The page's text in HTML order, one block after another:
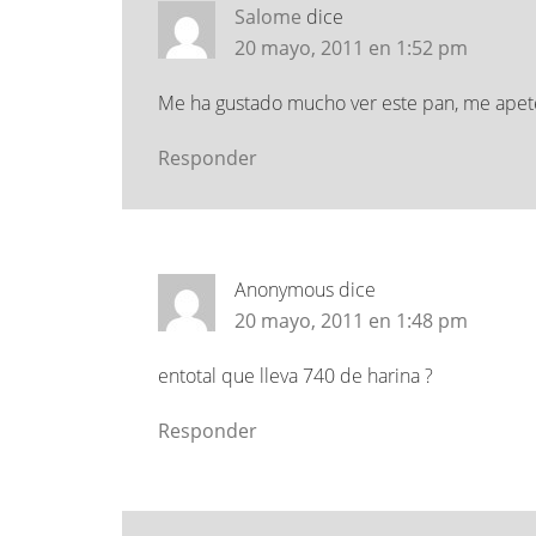
Salome dice
20 mayo, 2011 en 1:52 pm
Me ha gustado mucho ver este pan, me
Responder
Anonymous dice
20 mayo, 2011 en 1:48 pm
entotal que lleva 740 de harina ?
Responder